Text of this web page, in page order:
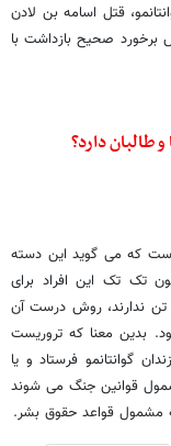
قتل اسامه بن لادن
صحیح بازداشت با
طالبان دارد؟
است که می گوید این دسته
تک تک این افراد برای
تن ندارند، روش درست آن
بدین معنا که تروریست
گوانتانمو فرستاد و یا
قوانین جنگ می شوند
مشمول قواعد حقوق بشر.